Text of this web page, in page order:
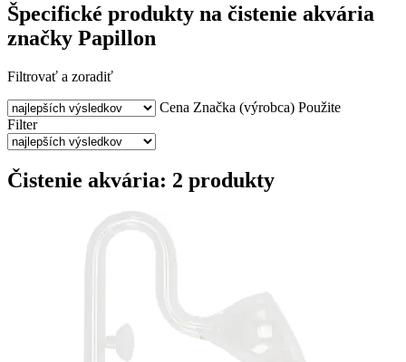
Špecifické produkty na čistenie akvária
značky Papillon
Filtrovať a zoradiť
Cena Značka (výrobca) Použite
Filter
Čistenie akvária: 2 produkty